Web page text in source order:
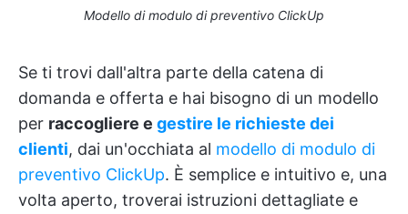
Modello di modulo di preventivo ClickUp
Se ti trovi dall'altra parte della catena di
domanda e offerta e hai bisogno di un modello
per raccogliere e gestire le richieste dei
clienti, dai un'occhiata al modello di modulo di
preventivo ClickUp. È semplice e intuitivo e, una
volta aperto, troverai istruzioni dettagliate e